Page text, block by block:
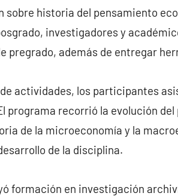
sobre historia del pensamiento
investigadores y
pregrado, además de entregar
actividades, los participantes
programa recorrió la evolución
de la microeconomía y la
de la disciplina.
formación en investigación